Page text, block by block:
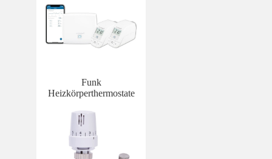
Funk
Heizkörperthermostate